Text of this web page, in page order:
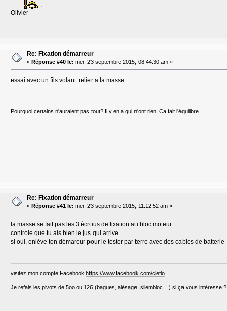
,
Olivier
Re: Fixation démarreur
« Réponse #40 le: mer. 23 septembre 2015, 08:44:30 am »
essai avec un fils volant relier a la masse .....
Pourquoi certains n'auraient pas tout? Il y en a qui n'ont rien. Ca fait l'équilibre.
Re: Fixation démarreur
« Réponse #41 le: mer. 23 septembre 2015, 11:12:52 am »
la masse se fait pas les 3 écrous de fixation au bloc moteur
controle que tu ais bien le jus qui arrive
si oui, enlève ton démareur pour le tester par terre avec des cables de batterie
visitez mon compte Facebook https://www.facebook.com/cleflo
Je refais les pivots de 5oo ou 126 (bagues, alésage, silembloc ...) si ça vous intéresse ?